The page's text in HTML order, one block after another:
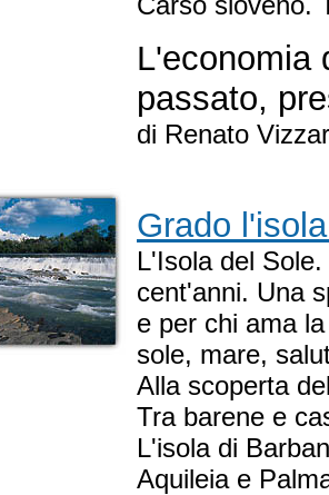
L'economia
passato,
di Renato
Grado
L'Isola del
cent'anni. Una
e per chi ama
sole, mare,
Alla scoperta
Tra barene e
L'isola di
Aquileia e